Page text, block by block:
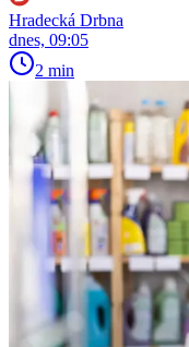
Hradecká Drbna
dnes, 09:05
2 min